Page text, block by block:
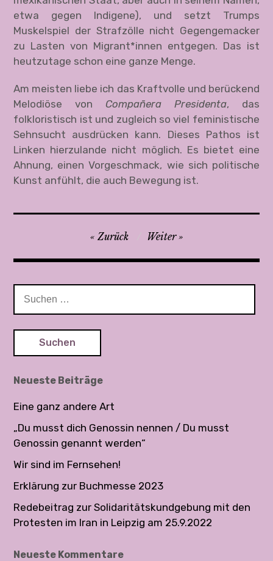
etwa gegen Indigene), und setzt Trumps
Muskelspiel der Strafzölle nicht Gegengemacker
zu Lasten von Migrant*innen entgegen. Das ist
heutzutage schon eine ganze Menge.
Am meisten liebe ich das Kraftvolle und berückend
Melodiöse von Compañera Presidenta, das
folkloristisch ist und zugleich so viel feministische
Sehnsucht ausdrücken kann. Dieses Pathos ist
Linken hierzulande nicht möglich. Es bietet eine
Ahnung, einen Vorgeschmack, wie sich politische
Kunst anfühlt, die auch Bewegung ist.
e
r
a
g
s
a
v
i
g
a
t
i
o
Zurück Weiter
e
n
c
h
:
Neueste Beiträge
Eine ganz andere Art
„Du musst dich Genossin nennen / Du musst
Genossin genannt werden“
Wir sind im Fernsehen!
Erklärung zur Buchmesse 2023
Redebeitrag zur Solidaritätskundgebung mit den
Protesten im Iran in Leipzig am 25.9.2022
Neueste Kommentare